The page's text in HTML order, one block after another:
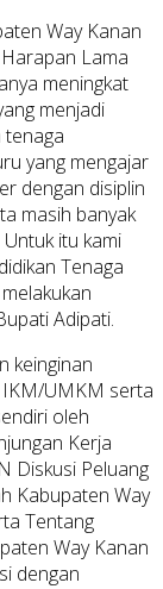
Way Kanan
Lama
meningkat
menjadi
tenaga
yang mengajar
dengan disiplin
masih banyak
itu kami
Tenaga
Adipati.
keinginan
UMKM serta
oleh
Kerja
Diskusi Peluang
Kabupaten Way
Tentang
Way Kanan
dengan